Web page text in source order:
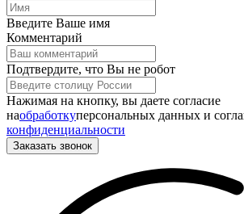
Введите Ваше имя
Комментарий
Подтвердите, что Вы не робот
Нажимая на кнопку, вы даете согласие
наобработкуперсональных данных и
конфиденциальности
Заказать звонок